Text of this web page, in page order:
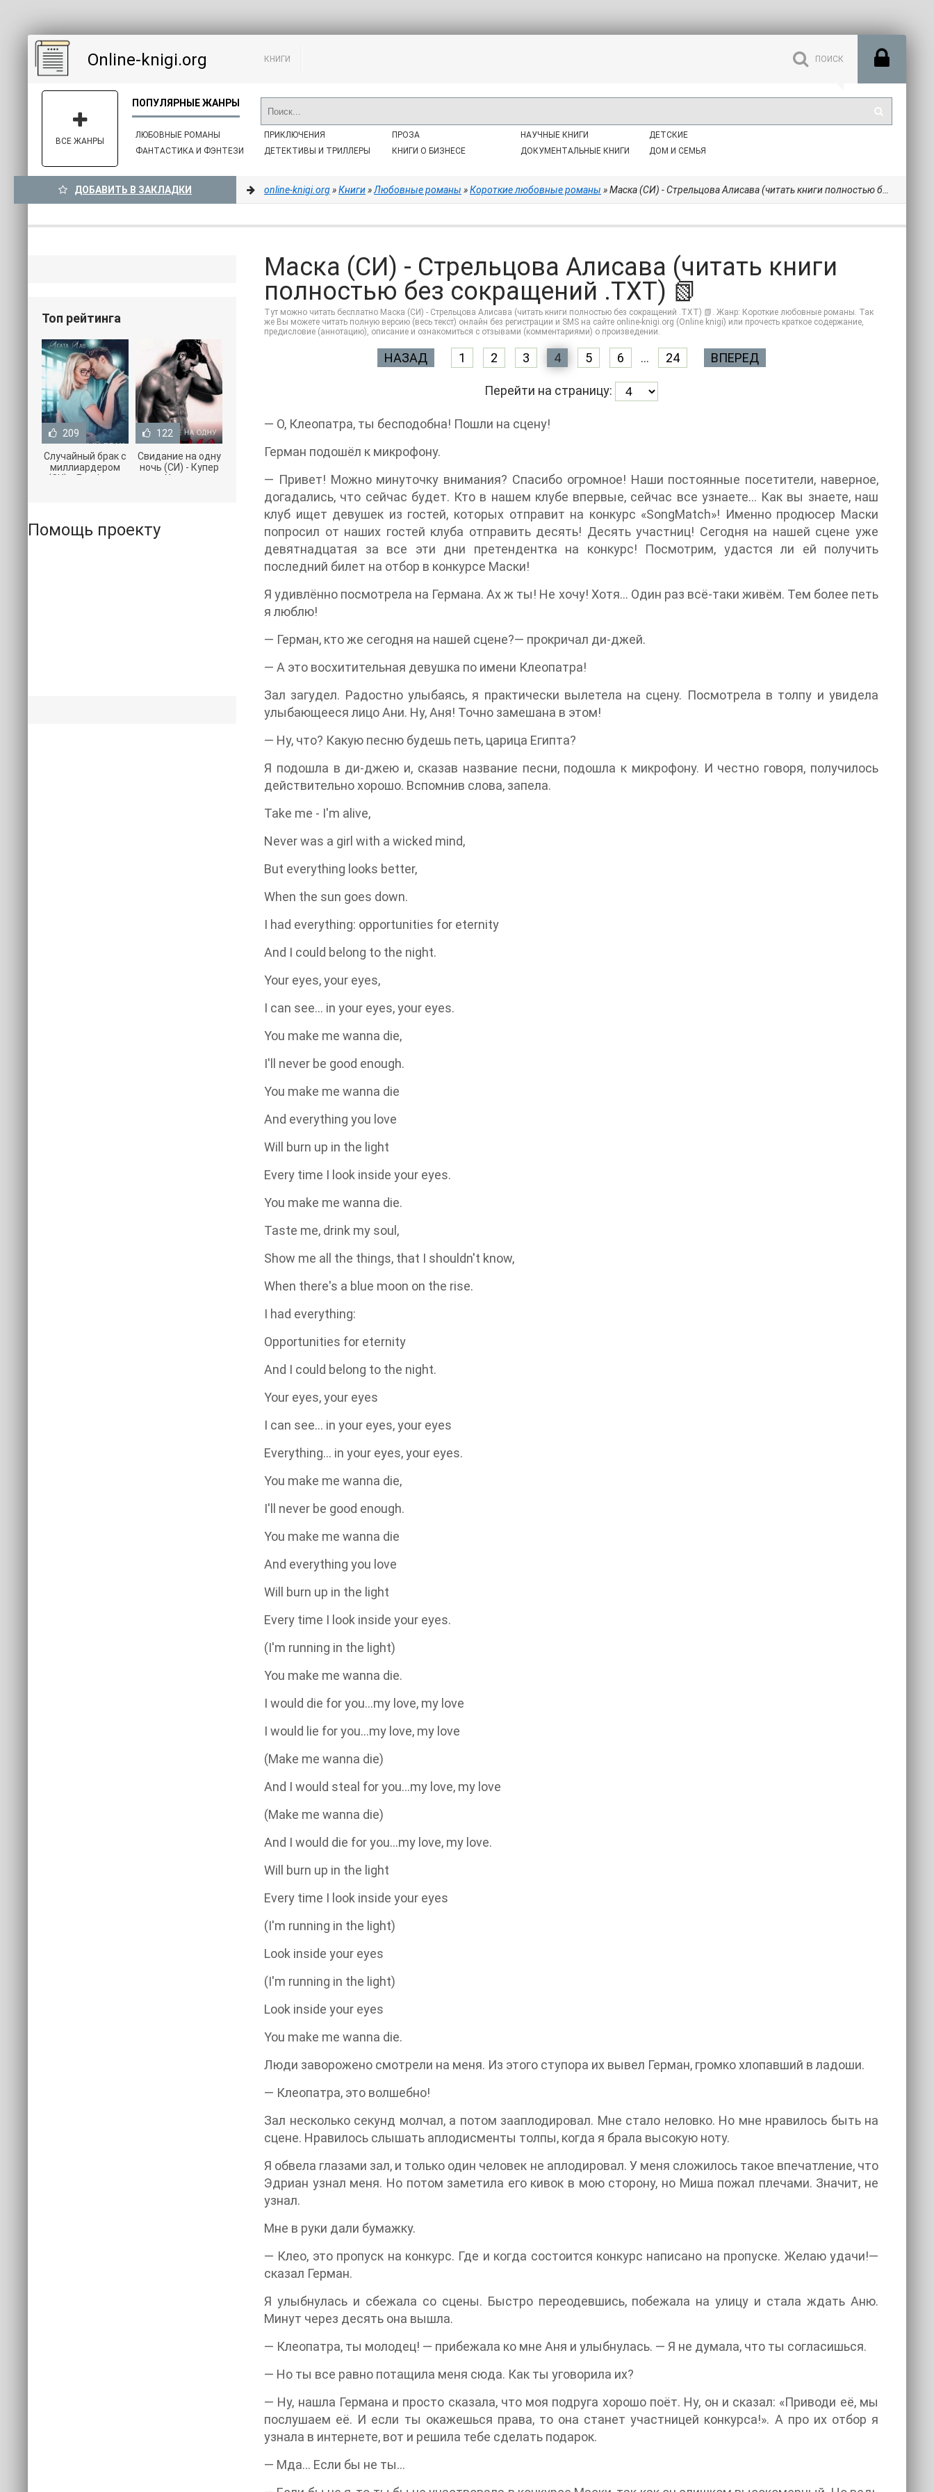
Online-knigi.org КНИГИ
ЛЮБОВНЫЕ РОМАНЫ
ФАНТАСТИКА И ФЭНТЕЗИ
ПРИКЛЮЧЕНИЯ
ДЕТЕКТИВЫ И ТРИЛЛЕРЫ
ПРОЗА
КНИГИ О БИЗНЕСЕ
НАУЧНЫЕ КНИГИ
ДОКУМЕНТАЛЬНЫЕ КНИГИ
ДЕТСКИЕ
ДОМ И СЕМЬЯ
ВСЕ ЖАНРЫ
ДОБАВИТЬ В ЗАКЛАДКИ online-knigi.org»Книги»Любовные романы »Короткие любовные романы » Маска (СИ) - Стрельцова Алисава (читать книги полностью без сокращений .TXT) 📗
Маска (СИ) - Стрельцова Алисава (читать книги
полностью без сокращений .TXT) 📗
Тут можно читать бесплатно Маска (СИ) - Стрельцова Алисава (читать книги полностью без сокращений .TXT) 📗. Жанр: Короткие любовные романы. Так
же Вы можете читать полную версию (весь текст) онлайн без регистрации и SMS на сайте online-knigi.org (Online knigi) или прочесть краткое содержание,
предисловие (аннотацию), описание и ознакомиться с отзывами (комментариями) о произведении.
НАЗАД 1 2 3 4 5 6 ... 24 ВПЕРЕД
Перейти на страницу:
— О, Клеопатра, ты бесподобна! Пошли на сцену!
Герман подошёл к микрофону.
— Привет! Можно минуточку внимания? Спасибо огромное! Наши постоянные посетители, наверное,
догадались, что сейчас будет. Кто в нашем клубе впервые, сейчас все узнаете… Как вы знаете, наш
клуб ищет девушек из гостей, которых отправит на конкурс «SongMatch»! Именно продюсер Маски
попросил от наших гостей клуба отправить десять! Десять участниц! Сегодня на нашей сцене уже
девятнадцатая за все эти дни претендентка на конкурс! Посмотрим, удастся ли ей получить
последний билет на отбор в конкурсе Маски!
Я удивлённо посмотрела на Германа. Ах ж ты! Не хочу! Хотя... Один раз всё-таки живём. Тем более петь
я люблю!
— Герман, кто же сегодня на нашей сцене?— прокричал ди-джей.
— А это восхитительная девушка по имени Клеопатра!
Зал загудел. Радостно улыбаясь, я практически вылетела на сцену. Посмотрела в толпу и увидела
улыбающееся лицо Ани. Ну, Аня! Точно замешана в этом!
— Ну, что? Какую песню будешь петь, царица Египта?
Я подошла в ди-джею и, сказав название песни, подошла к микрофону. И честно говоря, получилось
действительно хорошо. Вспомнив слова, запела.
Take me - I'm alive,
Never was a girl with a wicked mind,
But everything looks better,
When the sun goes down.
I had everything: opportunities for eternity
And I could belong to the night.
Your eyes, your eyes,
I can see… in your eyes, your eyes.
You make me wanna die,
I'll never be good enough.
You make me wanna die
And everything you love
Will burn up in the light
Every time I look inside your eyes.
You make me wanna die.
Taste me, drink my soul,
Show me all the things, that I shouldn't know,
When there's a blue moon on the rise.
I had everything:
Opportunities for eternity
And I could belong to the night.
Your eyes, your eyes
I can see… in your eyes, your eyes
Everything… in your eyes, your eyes.
You make me wanna die,
I'll never be good enough.
You make me wanna die
And everything you love
Will burn up in the light
Every time I look inside your eyes.
(I'm running in the light)
You make me wanna die.
I would die for you...my love, my love
I would lie for you…my love, my love
(Make me wanna die)
And I would steal for you…my love, my love
(Make me wanna die)
And I would die for you…my love, my love.
Will burn up in the light
Every time I look inside your eyes
(I'm running in the light)
Look inside your eyes
(I'm running in the light)
Look inside your eyes
You make me wanna die.
Люди заворожено смотрели на меня. Из этого ступора их вывел Герман, громко хлопавший в ладоши.
— Клеопатра, это волшебно!
Зал несколько секунд молчал, а потом зааплодировал. Мне стало неловко. Но мне нравилось быть на
сцене. Нравилось слышать аплодисменты толпы, когда я брала высокую ноту.
Я обвела глазами зал, и только один человек не аплодировал. У меня сложилось такое впечатление, что
Эдриан узнал меня. Но потом заметила его кивок в мою сторону, но Миша пожал плечами. Значит, не
узнал.
Мне в руки дали бумажку.
— Клео, это пропуск на конкурс. Где и когда состоится конкурс написано на пропуске. Желаю удачи!—
сказал Герман.
Я улыбнулась и сбежала со сцены. Быстро переодевшись, побежала на улицу и стала ждать Аню.
Минут через десять она вышла.
— Клеопатра, ты молодец! — прибежала ко мне Аня и улыбнулась. — Я не думала, что ты согласишься.
— Но ты все равно потащила меня сюда. Как ты уговорила их?
— Ну, нашла Германа и просто сказала, что моя подруга хорошо поёт. Ну, он и сказал: «Приводи её, мы
послушаем её. И если ты окажешься права, то она станет участницей конкурса!». А про их отбор я
узнала в интернете, вот и решила тебе сделать подарок.
— Мда… Если бы не ты…
Топ рейтинга
209
Случайный брак с
миллиардером
(СИ) - Лав Агата
122
Свидание на одну
ночь (СИ) - Купер
Хелен
Помощь проекту